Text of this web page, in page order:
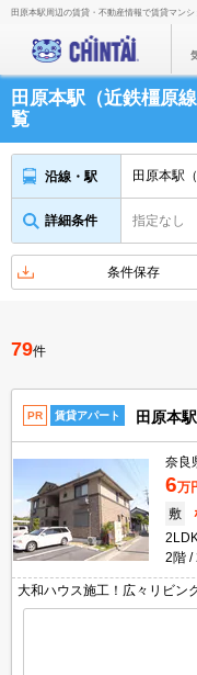
田原本駅周辺の賃貸・不動産情報で賃貸マン
田原本駅（近鉄橿原
覧
沿線・駅 田原本駅
詳細条件 指定なし
条件保存
79件
PR 賃貸アパート 田原本
奈良
6万
敷
2階
大和ハウス施工！広々リビン